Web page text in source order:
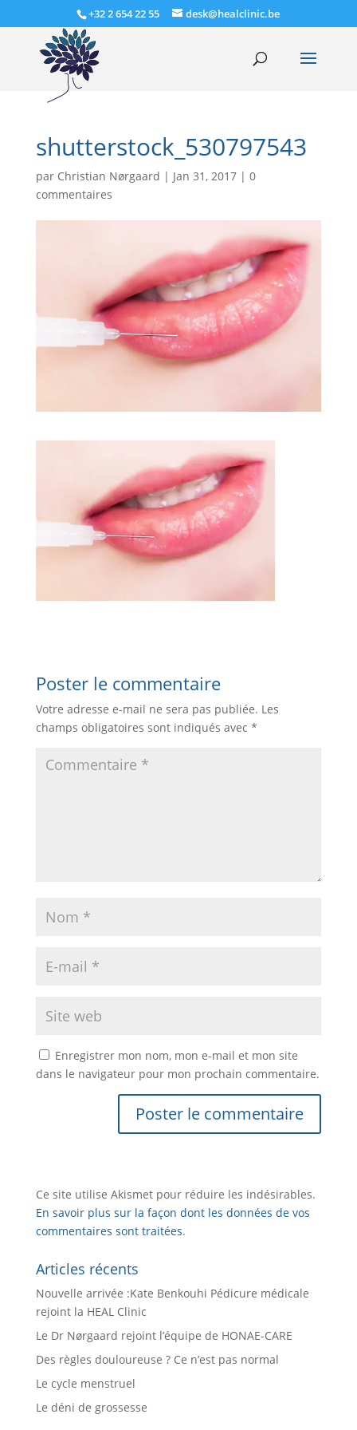
+32 2 654 22 55 desk@healclinic.be
shutterstock_530797543
par Christian Nørgaard | Jan 31, 2017| 0
commentaires
Poster le commentaire
Votre adresse e-mail ne sera pas publiée. Les
champs obligatoires sont indiqués avec *
Enregistrer mon nom, mon e-mail et mon site
dans le navigateur pour mon prochain commentaire.
Ce site utilise Akismet pour réduire les indésirables.
En savoir plus sur la façon dont les données de vos
commentaires sont traitées.
Articles récents
Nouvelle arrivée :Kate Benkouhi Pédicure médicale
rejoint la HEAL Clinic
Le Dr Nørgaard rejoint l’équipe de HONAE-CARE
Des règles douloureuse ? Ce n’est pas normal
Le cycle menstruel
Le déni de grossesse